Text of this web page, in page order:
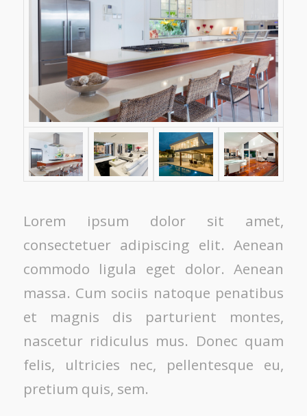
Lorem ipsum dolor sit amet,
consectetuer adipiscing elit. Aenean
commodo ligula eget dolor. Aenean
massa. Cum sociis natoque penatibus
et magnis dis parturient montes,
nascetur ridiculus mus. Donec quam
felis, ultricies nec, pellentesque eu,
pretium quis, sem.